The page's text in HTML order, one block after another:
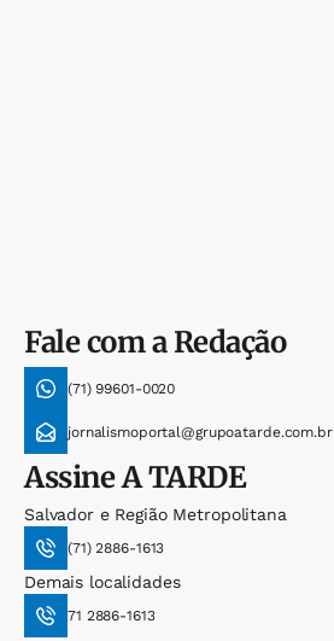
Fale com a Redação
(71) 99601-0020
jornalismoportal@grupoatarde.com.br
AssineA TARDE
Salvador e Região Metropolitana
(71) 2886-1613
Demais localidades
71 2886-1613